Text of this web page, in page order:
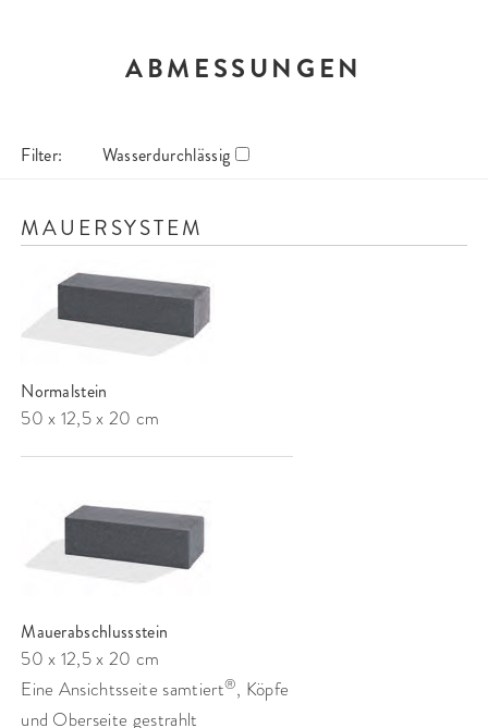
ABMESSUNGEN
Filter: Wasserdurchlässig
MAUERSYSTEM
Normalstein
50 x 12,5 x 20 cm
Mauerabschlussstein
50 x 12,5 x 20 cm
Eine Ansichtsseite samtiert®, Köpfe
und Oberseite gestrahlt